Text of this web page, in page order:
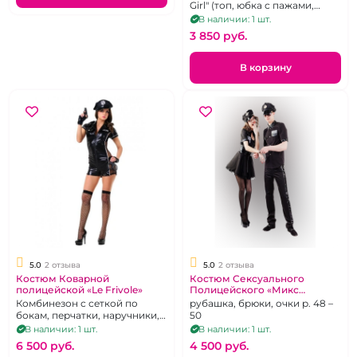
Girl" (топ, юбка с пажами,
стринги, чулки, манжета).
Цвет чёрный, кружево белое,
р. 40-46
В наличии: 1 шт.
3 850 pуб.
В корзину
5.0 2 отзыва
Костюм Коварной
полицейской «Le Frivole»
Комбинезон с сеткой по
бокам, перчатки, наручники,
ремень, пистолет, чулки в
сетку, р. 42-44
В наличии: 1 шт.
6 500 pуб.
5.0 2 отзыва
Костюм Сексуального
Полицейского «Микс
Фантазий»
рубашка, брюки, очки р. 48 –
50
В наличии: 1 шт.
4 500 pуб.